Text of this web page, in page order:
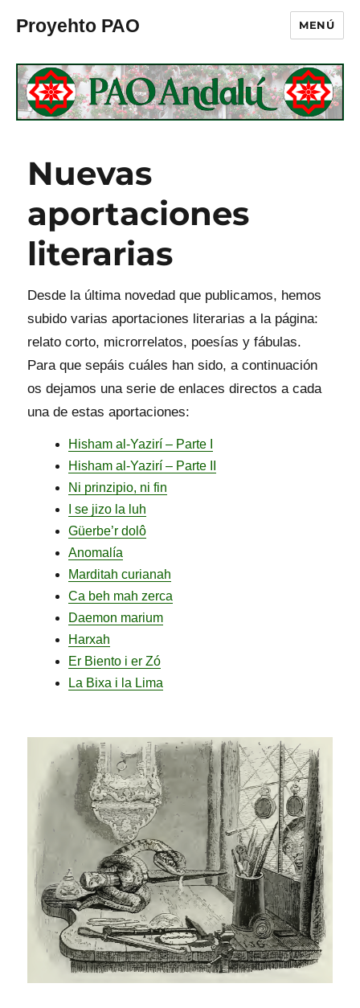
Proyehto PAO MENÚ
Nuevas
aportaciones
literarias
Desde la última novedad que publicamos, hemos
subido varias aportaciones literarias a la página:
relato corto, microrrelatos, poesías y fábulas.
Para que sepáis cuáles han sido, a continuación
os dejamos una serie de enlaces directos a cada
una de estas aportaciones:
Hisham al-Yazirí – Parte I
Hisham al-Yazirí – Parte II
Ni prinzipio, ni fin
I se jizo la luh
Güerbe’r dolô
Anomalía
Marditah curianah
Ca beh mah zerca
Daemon marium
Harxah
Er Biento i er Zó
La Bixa i la Lima